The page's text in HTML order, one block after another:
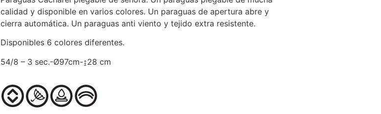
calidad y disponible en varios colores. Un paraguas de apertura abre y
cierra automática. Un paraguas anti viento y tejido extra resistente.
Disponibles 6 colores diferentes.
54/8 – 3 sec.-Ø97cm-↨28 cm